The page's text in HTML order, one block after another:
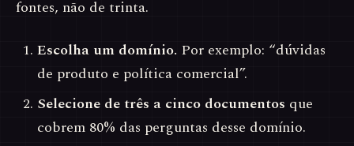
fontes, não de trinta.
Escolha um domínio. Por exemplo: “dúvidas
de produto e política comercial”.
Selecione de três a cinco documentos que
cobrem 80% das perguntas desse domínio.